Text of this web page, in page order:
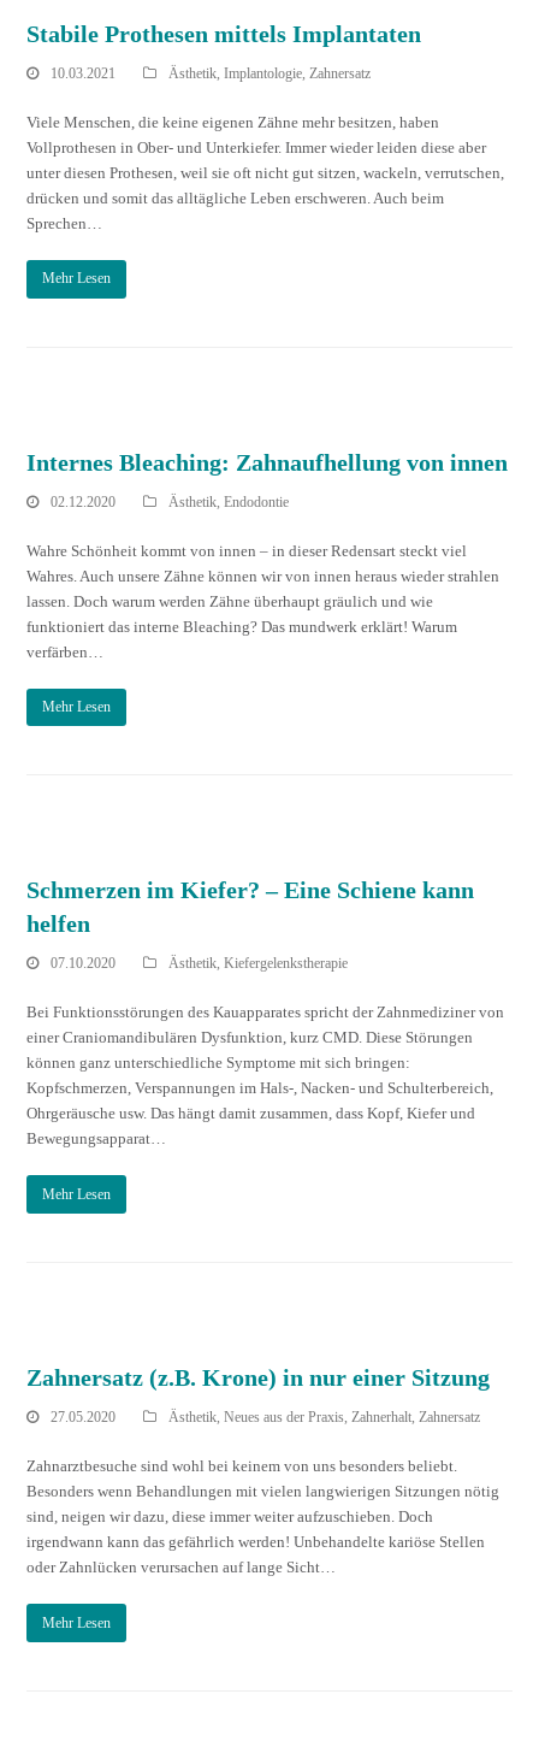
Stabile Prothesen mittels Implantaten
10.03.2021 Ästhetik ,Implantologie Zahnersatz
Viele Menschen, die keine eigenen Zähne mehr besitzen, haben
Vollprothesen in Ober- und Unterkiefer. Immer wieder leiden diese aber
unter diesen Prothesen, weil sie oft nicht gut sitzen, wackeln, verrutschen,
drücken und somit das alltägliche Leben erschweren. Auch beim
Sprechen…
Mehr Lesen
Internes Bleaching: Zahnaufhellung von innen
02.12.2020 Ästhetik ,Endodontie
Wahre Schönheit kommt von innen – in dieser Redensart steckt viel
Wahres. Auch unsere Zähne können wir von innen heraus wieder strahlen
lassen. Doch warum werden Zähne überhaupt gräulich und wie
funktioniert das interne Bleaching? Das mundwerk erklärt! Warum
verfärben…
Mehr Lesen
Schmerzen im Kiefer? – Eine Schiene kann
helfen
07.10.2020 Ästhetik,Kiefergelenkstherapie
Bei Funktionsstörungen des Kauapparates spricht der Zahnmediziner von
einer Craniomandibulären Dysfunktion, kurz CMD. Diese Störungen
können ganz unterschiedliche Symptome mit sich bringen:
Kopfschmerzen, Verspannungen im Hals-, Nacken- und Schulterbereich,
Ohrgeräusche usw. Das hängt damit zusammen, dass Kopf, Kiefer und
Bewegungsapparat…
Mehr Lesen
Zahnersatz (z.B. Krone) in nur einer Sitzung
27.05.2020 Ästhetik,Neues aus der Praxis,Zahnerhalt,Zahnersatz
Zahnarztbesuche sind wohl bei keinem von uns besonders beliebt.
Besonders wenn Behandlungen mit vielen langwierigen Sitzungen nötig
sind, neigen wir dazu, diese immer weiter aufzuschieben. Doch
irgendwann kann das gefährlich werden! Unbehandelte kariöse Stellen
oder Zahnlücken verursachen auf lange Sicht…
Mehr Lesen